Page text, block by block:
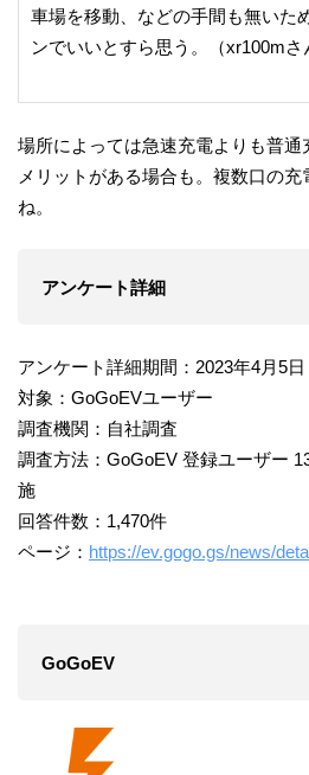
車場を移動、などの手間も無いた
ンでいいとすら思う。（xr100mさ
場所によっては急速充電よりも普通
メリットがある場合も。複数口の
ね。
アンケート詳細
アンケート詳細期間：2023年4月5日
対象：GoGoEVユーザー
調査機関：自社調査
調査方法：GoGoEV 登録ユーザー
施
回答件数：1,470件
ページ： https://ev.gogo.gs/news/
GoGoEV